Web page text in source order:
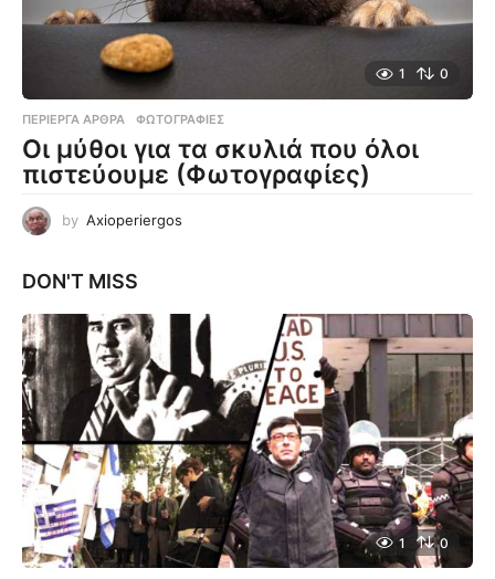
1 0
ΠΕΡΊΕΡΓΑ ΆΡΘΡΑ ,ΦΩΤΟΓΡΑΦΊΕΣ
Οι μύθοι για τα σκυλιά που όλοι
πιστεύουμε (Φωτογραφίες)
by Axioperiergos
DON'T MISS
1 0